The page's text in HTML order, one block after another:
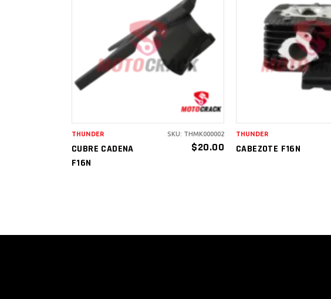
AÑADIR AL
CARRITO
CUBRE CADENA
F16N
$20.00
THUNDER SKU: THMK000002
AÑADIR AL
CARRITO
CABEZOTE F16N
THUNDER